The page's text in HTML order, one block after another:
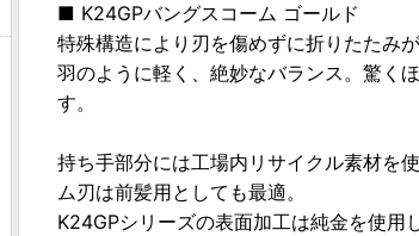
■ K24GPバングスコーム ゴールド
特殊構造により刃を傷めずに折りたたみ
羽のように軽く、絶妙なバランス。驚く
す。
持ち手部分には工場内リサイクル素材を
ム刃は前髪用としても最適。
K24GPシリーズの表面加工は純金を使用